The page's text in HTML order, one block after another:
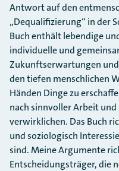
Antwort auf den
„Dequalifizierung“ in der
Buch enthält lebendige
individuelle und
Zukunftserwartungen
den tiefen menschlichen
Händen Dinge zu
nach sinnvoller Arbeit und
verwirklichen. Das Buch
und soziologisch
sind. Meine Argumente
Entscheidungsträger, die